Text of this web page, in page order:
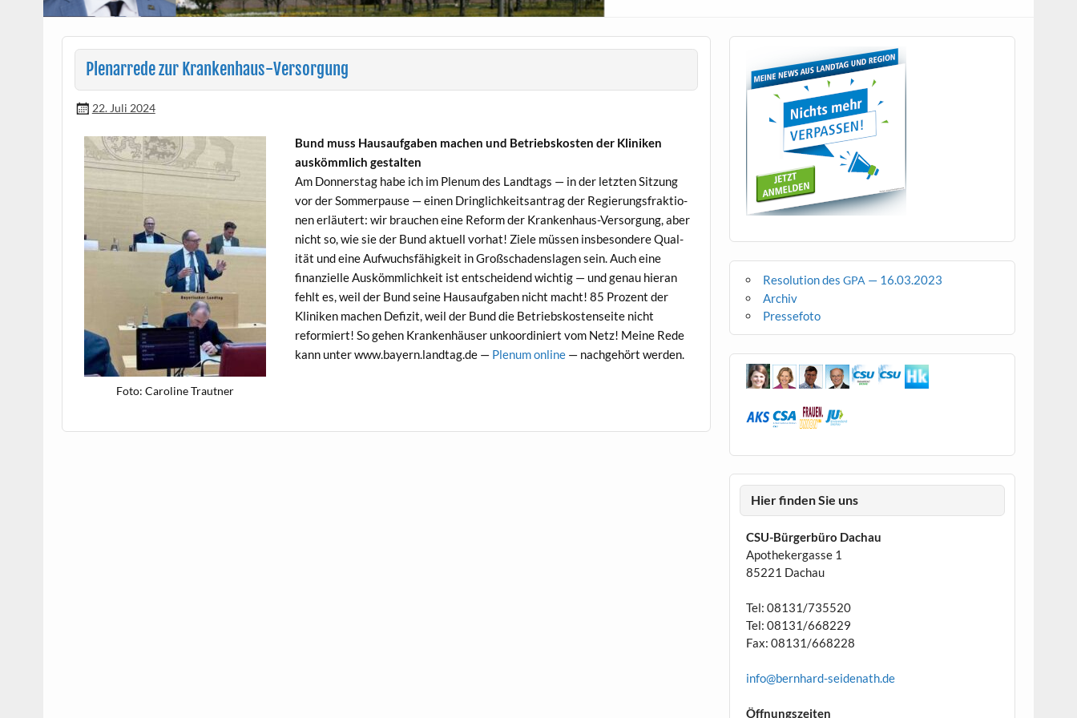
Plenarrede zur Krankenhaus-Versorgung
22. Juli 2024
Foto: Car­o­line Trautner
Bund muss Hausauf­gaben machen und Betrieb­skosten der Kliniken
auskömm­lich gestalten
Am Don­ner­stag habe ich im Plenum des Land­tags — in der let­zten Sitzung
vor der Som­mer­pause — einen Dringlichkeit­santrag der Regierungs­frak­tio­
nen erläutert: wir brauchen eine Reform der Kranken­haus-Ver­sorgung, aber
nicht so, wie sie der Bund aktuell vorhat! Ziele müssen ins­beson­dere Qual­
ität und eine Aufwuchs­fähigkeit in Großschadensla­gen sein. Auch eine
finanzielle Auskömm­lichkeit ist entschei­dend wichtig — und genau hier­an
fehlt es, weil der Bund seine Hausauf­gaben nicht macht! 85 Prozent der
Kliniken machen Defiz­it, weil der Bund die Betrieb­skosten­seite nicht
reformiert! So gehen Kranken­häuser unko­or­diniert vom Netz! Meine Rede
kann unter www.bayern.landtag.de — Plenum online— nachge­hört werden.
Resolution desGPA — 16.03.2023
Archiv
Pressefoto
Hier finden Sie uns
CSU-Bürgerbüro Dachau
Apothekergasse 1
85221 Dachau
Tel: 08131/735520
Tel: 08131/668229
Fax: 08131/668228
info@bernhard-seidenath.de
Öffnungszeiten